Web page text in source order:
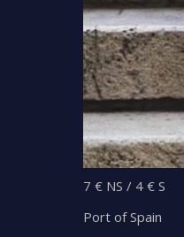
7 € NS / 4 € S
Port of Spain